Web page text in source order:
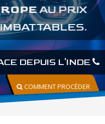
AU PRIX
DEPUIS L'INDE
COMMENT PROCÉDER